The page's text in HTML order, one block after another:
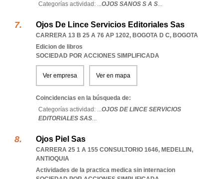
Categorías actividad: ...OJOS SANOS S A S...
Ojos De Lince Servicios Editoriales Sas
CARRERA 13 B 25 A 76 AP 1202, BOGOTA D C, BOGOTA
Edicion de libros
SOCIEDAD POR ACCIONES SIMPLIFICADA
Ver empresa Ver en mapa
Coincidencias en la búsqueda de:
Categorías actividad: ...OJOS DE LINCE SERVICIOS
EDITORIALES SAS...
Ojos Piel Sas
CARRERA 25 1 A 155 CONSULTORIO 1646, MEDELLIN,
ANTIOQUIA
Actividades de la practica medica sin internacion